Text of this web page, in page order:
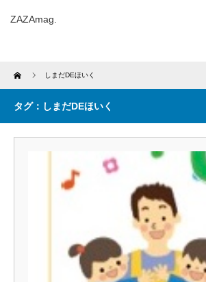
ZAZAmag.
Home しまだDEほいく
タグ：しまだDEほいく